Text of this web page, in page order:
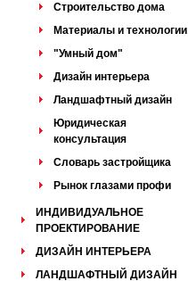
Строительство дома
Материалы и технологии
"Умный дом"
Дизайн интерьера
Ландшафтный дизайн
Юридическая
консультация
Словарь застройщика
Рынок глазами профи
ИНДИВИДУАЛЬНОЕ
ПРОЕКТИРОВАНИЕ
ДИЗАЙН ИНТЕРЬЕРА
ЛАНДШАФТНЫЙ ДИЗАЙН